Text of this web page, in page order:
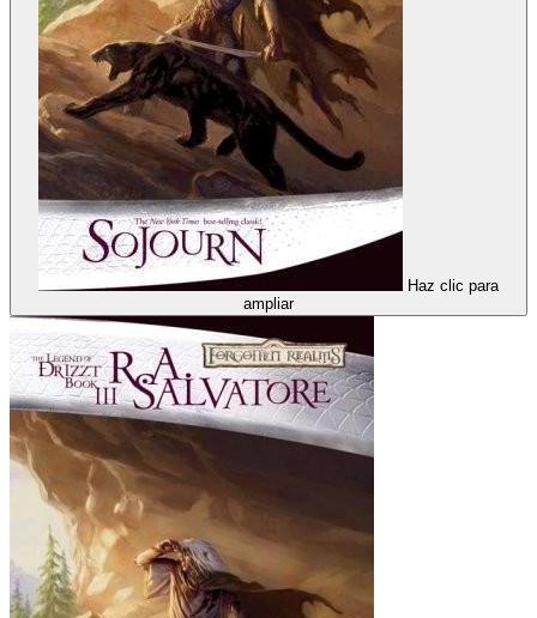
Haz clic para
ampliar